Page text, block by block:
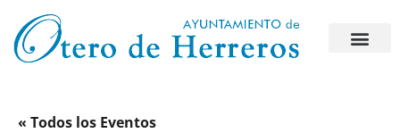
« Todos los Eventos